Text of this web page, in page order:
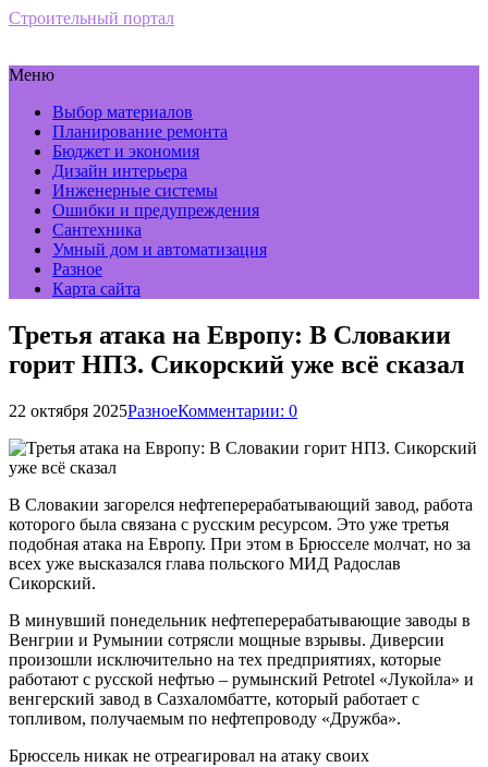
Строительный портал
Меню
Выбор материалов
Планирование ремонта
Бюджет и экономия
Дизайн интерьера
Инженерные системы
Ошибки и предупреждения
Сантехника
Умный дом и автоматизация
Разное
Карта сайта
Третья атака на Европу: В Словакии
горит НПЗ. Сикорский уже всё сказал
22 октября 2025РазноеКомментарии: 0
В Словакии загорелся нефтеперерабатывающий завод, работа
которого была связана с русским ресурсом. Это уже третья
подобная атака на Европу. При этом в Брюсселе молчат, но за
всех уже высказался глава польского МИД Радослав
Сикорский.
В минувший понедельник нефтеперерабатывающие заводы в
Венгрии и Румынии сотрясли мощные взрывы. Диверсии
произошли исключительно на тех предприятиях, которые
работают с русской нефтью – румынский Petrotel «Лукойла» и
венгерский завод в Сазхаломбатте, который работает с
топливом, получаемым по нефтепроводу «Дружба».
Брюссель никак не отреагировал на атаку своих